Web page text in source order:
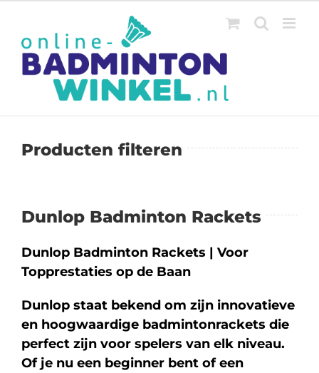
inhoud
Producten filteren
Dunlop Badminton Rackets
Dunlop Badminton Rackets | Voor
Topprestaties op de Baan
Dunlop staat bekend om zijn innovatieve
en hoogwaardige badmintonrackets die
perfect zijn voor spelers van elk niveau.
Of je nu een beginner bent of een